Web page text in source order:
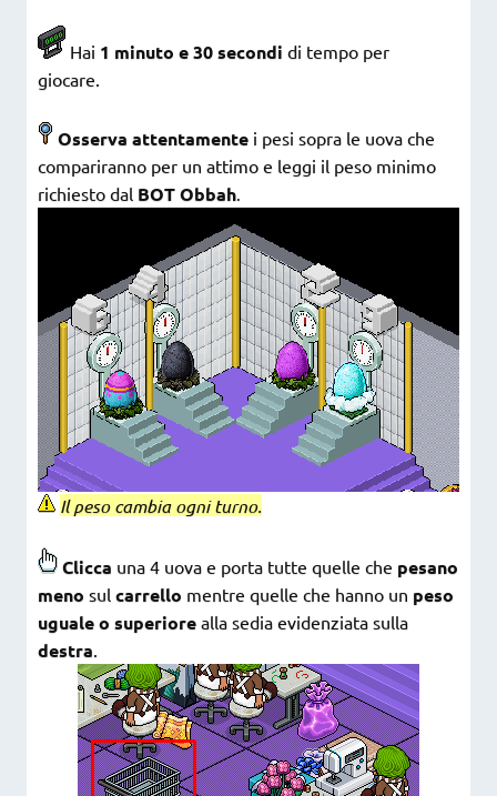
Hai 1 minuto e 30 secondi di tempo per
giocare.
Osserva attentamente i pesi sopra le uova che
compariranno per un attimo e leggi il peso minimo
richiesto dal BOT Obbah.
Il peso cambia ogni turno.
Clicca una 4 uova e porta tutte quelle che pesano
meno sul carrello mentre quelle che hanno un peso
uguale o superiore alla sedia evidenziata sulla
destra.